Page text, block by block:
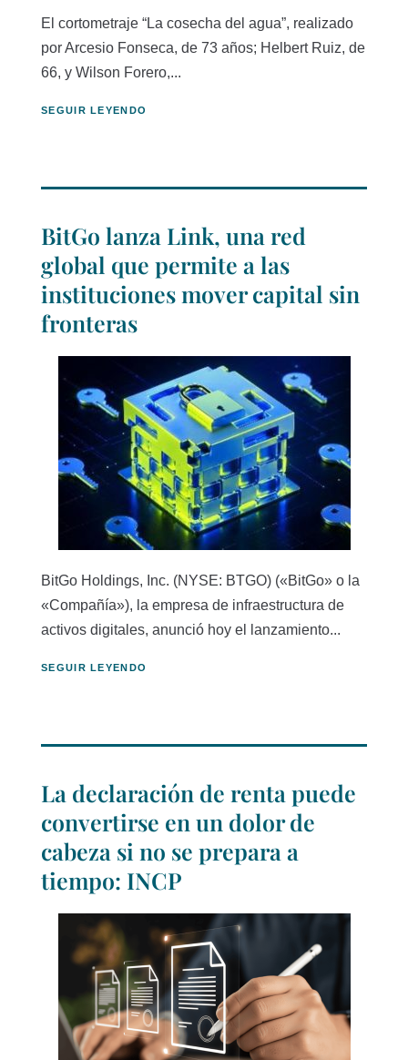
El cortometraje “La cosecha del agua”, realizado
por Arcesio Fonseca, de 73 años; Helbert Ruiz, de
66, y Wilson Forero,...
SEGUIR LEYENDO
BitGo lanza Link, una red
global que permite a las
instituciones mover capital sin
fronteras
BitGo Holdings, Inc. (NYSE: BTGO) («BitGo» o la
«Compañía»), la empresa de infraestructura de
activos digitales, anunció hoy el lanzamiento...
SEGUIR LEYENDO
La declaración de renta puede
convertirse en un dolor de
cabeza si no se prepara a
tiempo: INCP